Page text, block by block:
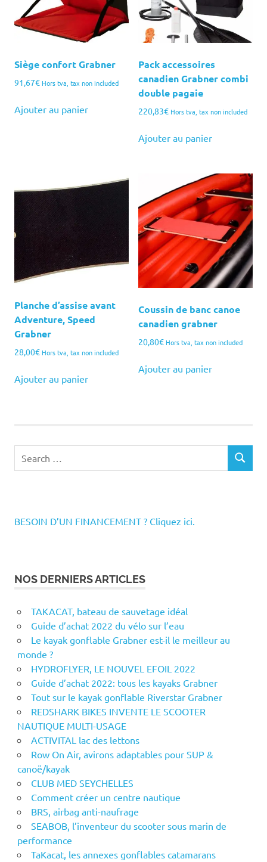
Siège confort Grabner
91,67€ Hors tva, tax non included
Ajouter au panier
Pack accessoires
canadien Grabner combi
double pagaie
220,83€ Hors tva, tax non included
Ajouter au panier
Planche d’assise avant
Adventure, Speed
Grabner
28,00€ Hors tva, tax non included
Ajouter au panier
Coussin de banc canoe
canadien grabner
20,80€ Hors tva, tax non included
Ajouter au panier
for:
SEARCH
BESOIN D’UN FINANCEMENT ? Cliquez ici.
NOS DERNIERS ARTICLES
TAKACAT, bateau de sauvetage idéal
Guide d’achat 2022 du vélo sur l’eau
Le kayak gonflable Grabner est-il le meilleur au
monde ?
HYDROFLYER, LE NOUVEL EFOIL 2022
Guide d’achat 2022: tous les kayaks Grabner
Tout sur le kayak gonflable Riverstar Grabner
REDSHARK BIKES INVENTE LE SCOOTER
NAUTIQUE MULTI-USAGE
ACTIVITAL lac des lettons
Row On Air, avirons adaptables pour SUP &
canoë/kayak
CLUB MED SEYCHELLES
Comment créer un centre nautique
BRS, airbag anti-naufrage
SEABOB, l’inventeur du scooter sous marin de
performance
TaKacat, les annexes gonflables catamarans